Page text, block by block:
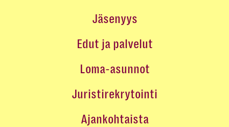
Jäsenyys
Edut ja palvelut
Loma-asunnot
Juristirekrytointi
Ajankohtaista